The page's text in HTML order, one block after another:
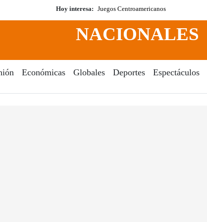
Hoy interesa: Juegos Centroamericanos
NACIONALES
Económicas Globales Deportes Espectáculos